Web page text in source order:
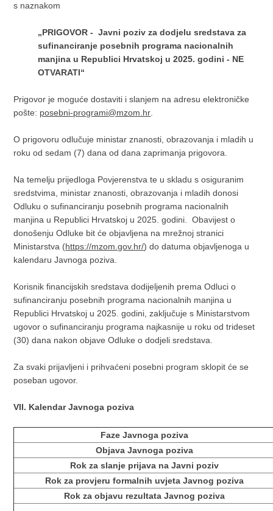
s naznakom
„PRIGOVOR - Javni poziv za dodjelu sredstava za
sufinanciranje posebnih programa nacionalnih
manjina u Republici Hrvatskoj u 2025. godini - NE
OTVARATI“
Prigovor je moguće dostaviti i slanjem na adresu elektroničke
pošte: posebni-programi@mzom.hr
O prigovoru odlučuje ministar znanosti, obrazovanja i mladih u
roku od sedam (7) dana od dana zaprimanja prigovora.
Na temelju prijedloga Povjerenstva te u skladu s osiguranim
sredstvima, ministar znanosti, obrazovanja i mladih donosi
Odluku o sufinanciranju posebnih programa nacionalnih
manjina u Republici Hrvatskoj u 2025. godini. Obavijest o
donošenju Odluke bit će objavljena na mrežnoj stranici
Ministarstva (https://mzom.gov.hr/) do datuma objavljenoga u
kalendaru Javnoga poziva.
Korisnik financijskih sredstava dodijeljenih prema Odluci o
sufinanciranju posebnih programa nacionalnih manjina u
Republici Hrvatskoj u 2025. godini, zaključuje s Ministarstvom
ugovor o sufinanciranju programa najkasnije u roku od trideset
(30) dana nakon objave Odluke o dodjeli sredstava.
Za svaki prijavljeni i prihvaćeni posebni program sklopit će se
poseban ugovor.
VII. Kalendar Javnoga poziva
Faze Javnoga poziva
Objava Javnoga poziva
Rok za slanje prijava na Javni poziv
Rok za provjeru formalnih uvjeta Javnog poziva
Rok za objavu rezultata Javnog poziva